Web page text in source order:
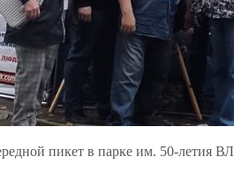
пикет в парке им. 50-летия